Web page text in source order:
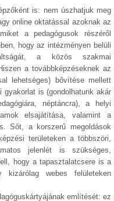
is: nem úszhatjuk meg
online oktatással azoknak az
a pedagógusok részéről
hogy az intézményen belüli
a közös szakmai
a továbbképzéseknek az
lehetséges) bővítése mellett
is (gondolhatunk akár
néptáncra), a helyi
elsajátítása, valamint a
Sőt, a korszerű megoldások
területeken a többszöri,
jelenlét is szükséges,
hogy a tapasztalatcsere is a
webes felületeken
említését: ez